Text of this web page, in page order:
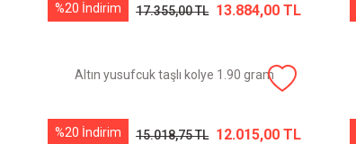
%20 İndirim 17.355,00 TL 13.884,00 TL
Altın yusufcuk taşlı kolye 1.90 gram
%20 İndirim 15.018,75 TL 12.015,00 TL